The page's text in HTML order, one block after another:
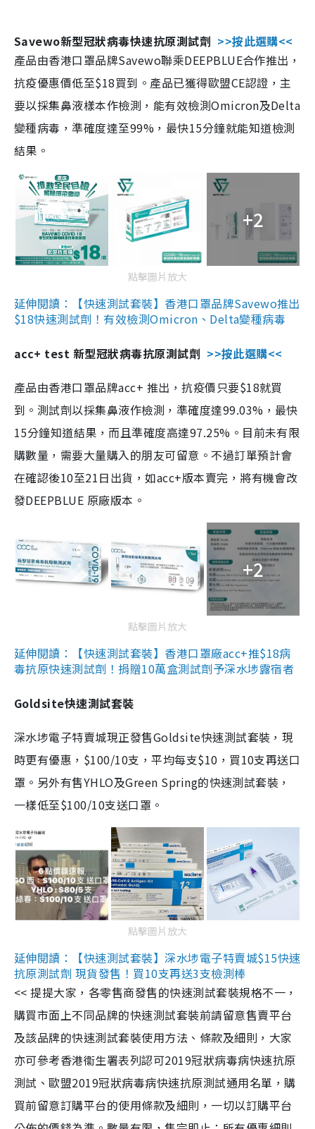
Savewo新型冠狀病毒快速抗原測試劑 >>按此選購<<
產品由香港口罩品牌Savewo聯乘DEEPBLUE合作推出，
抗疫優惠價低至$18買到。產品已獲得歐盟CE認證，主
要以採集鼻液樣本作檢測，能有效檢測Omicron及Delta
變種病毒，準確度達至99%，最快15分鐘就能知道檢測
結果。
+2
點擊圖片放大
延伸閱讀：【快速測試套裝】香港口罩品牌Savewo推出
$18快速測試劑！有效檢測Omicron、Delta變種病毒
acc+ test 新型冠狀病毒抗原測試劑 >>按此選購<<
產品由香港口罩品牌acc+ 推出，抗疫價只要$18就買
到。測試劑以採集鼻液作檢測，準確度達99.03%，最快
15分鐘知道結果，而且準確度高達97.25%。目前未有限
購數量，需要大量購入的朋友可留意。不過訂單預計會
在確認後10至21日出貨，如acc+版本賣完，將有機會改
發DEEPBLUE 原廠版本。
+2
點擊圖片放大
延伸閱讀：【快速測試套裝】香港口罩廠acc+推$18病
毒抗原快速測試劑！捐贈10萬盒測試劑予深水埗露宿者
Goldsite快速測試套裝
深水埗電子特賣城現正發售Goldsite快速測試套裝，現
時更有優惠，$100/10支，平均每支$10，買10支再送口
罩。另外有售YHLO及Green Spring的快速測試套裝，
一樣低至$100/10支送口罩。
點擊圖片放大
延伸閱讀：【快速測試套裝】深水埗電子特賣城$15快速
抗原測試劑 現貨發售！買10支再送3支檢測棒
<< 提提大家，各零售商發售的快速測試套裝規格不一，
購買市面上不同品牌的快速測試套裝前請留意售賣平台
及該品牌的快速測試套裝使用方法、條款及細則，大家
亦可參考香港衞生署表列認可2019冠狀病毒病快速抗原
測試、歐盟2019冠狀病毒病快速抗原測試通用名單，購
買前留意訂購平台的使用條款及細則，一切以訂購平台